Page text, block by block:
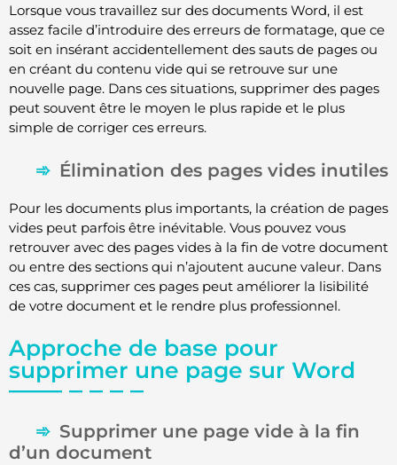
Lorsque vous travaillez sur des documents Word, il est
assez facile d’introduire des erreurs de formatage, que ce
soit en insérant accidentellement des sauts de pages ou
en créant du contenu vide qui se retrouve sur une
nouvelle page. Dans ces situations, supprimer des pages
peut souvent être le moyen le plus rapide et le plus
simple de corriger ces erreurs.
Élimination des pages vides inutiles
Pour les documents plus importants, la création de pages
vides peut parfois être inévitable. Vous pouvez vous
retrouver avec des pages vides à la fin de votre document
ou entre des sections qui n’ajoutent aucune valeur. Dans
ces cas, supprimer ces pages peut améliorer la lisibilité
de votre document et le rendre plus professionnel.
Approche de base pour
supprimer une page sur Word
Supprimer une page vide à la fin
d’un document